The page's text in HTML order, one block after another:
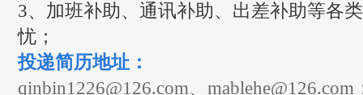
3、加班补助、通讯补助、出差补助等各
忧；
投递简历地址：
qinbin1226@126.com、mablehe@126.com